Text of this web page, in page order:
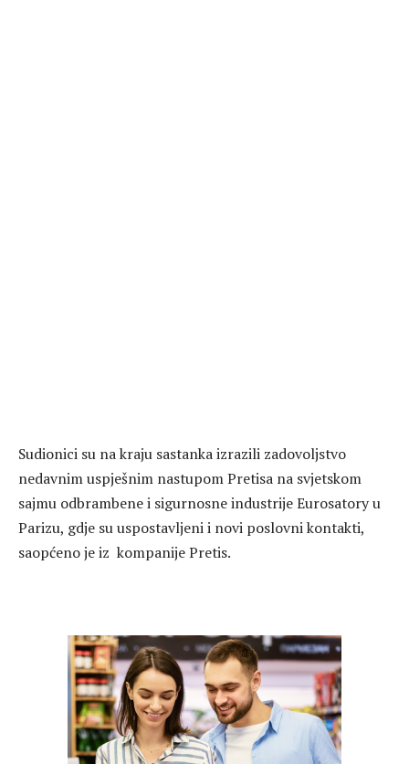
Sudionici su na kraju sastanka izrazili zadovoljstvo
nedavnim uspješnim nastupom Pretisa na svjetskom
sajmu odbrambene i sigurnosne industrije Eurosatory u
Parizu, gdje su uspostavljeni i novi poslovni kontakti,
saopćeno je iz kompanije Pretis.